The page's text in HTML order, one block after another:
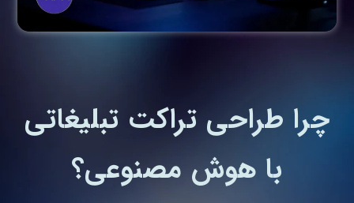
چرا طراحی تراکت تبلیغاتی
با هوش مصنوعی؟